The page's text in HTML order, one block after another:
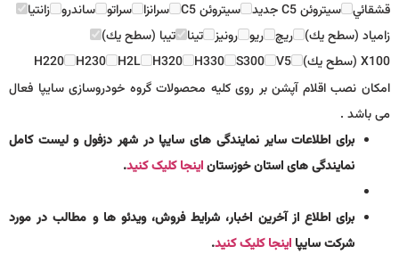
قشقائي سيتروئن C5 جديد سيتروئن C5 سرانزا سراتو ساندرو زانتيا
زامياد (سطح يك) ريچ ريو رونيز تينا تيبا (سطح يك)
X100 (سطح يك)
V5
S300
H330
H320
H2L
H230
H220
امکان نصب اقلام آپشن بر روی کلیه محصولات گروه خودروسازی سایپا فعال
می باشد .
برای اطلاعات سایر نمایندگی های سایپا در شهر دزفول و لیست کامل
نمایندگی های استان خوزستاناینجا کلیک کنید.
برای اطلاع از آخرین اخبار، شرایط فروش، ویدئو ها و مطالب در مورد
شرکت سایپااینجا کلیک کنید.